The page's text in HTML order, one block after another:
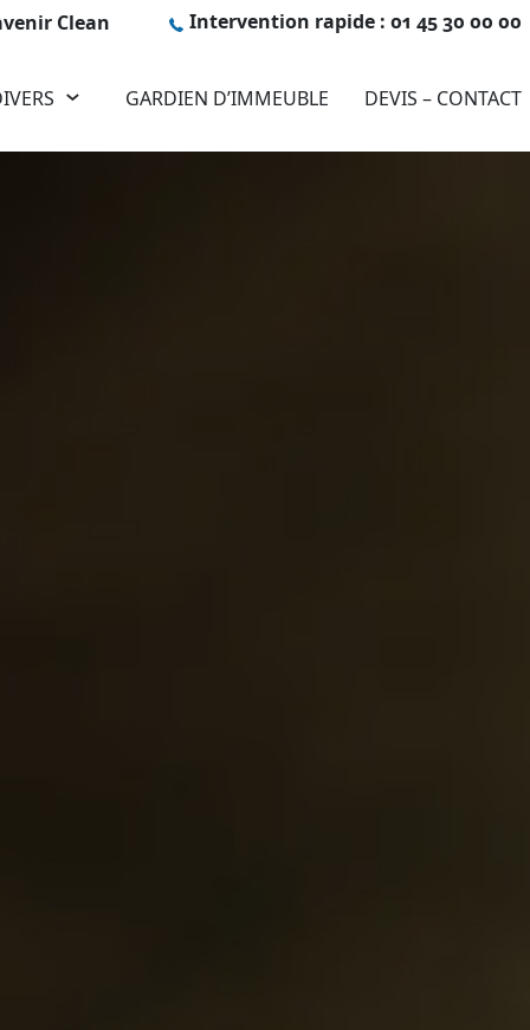
Clean Intervention rapide : 01 45 30 00 00
GARDIEN D’IMMEUBLE DEVIS – CONTACT